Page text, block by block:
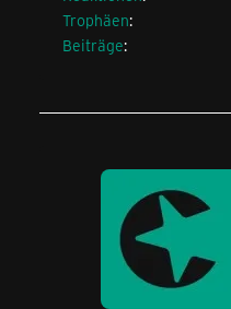
Trophäen
Beiträge